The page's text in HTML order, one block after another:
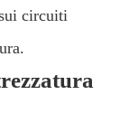
circuiti